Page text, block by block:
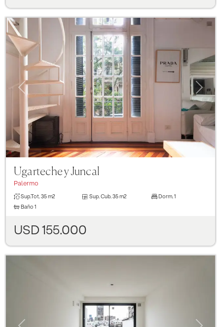
Previous Next
Ugarteche y Juncal
Palermo
Sup.Tot. 35 m2 Sup. Cub. 35 m2 Dorm. 1
Baño 1
USD 155.000
Previous